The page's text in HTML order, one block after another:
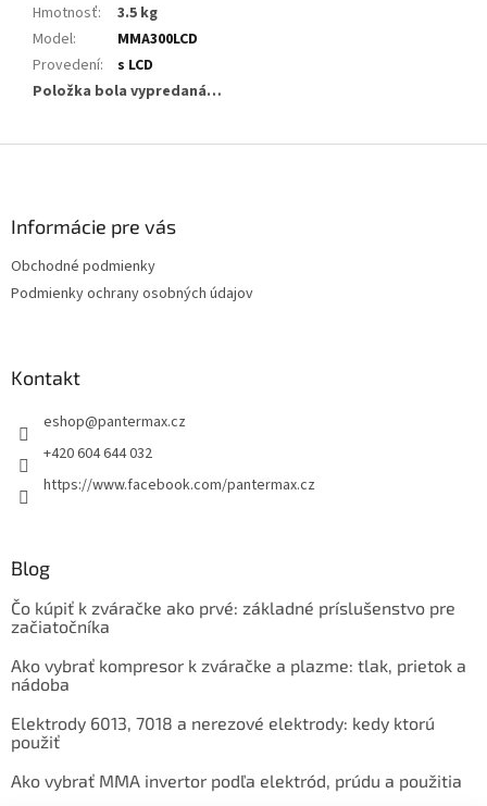
Hmotnosť:
3.5 kg
Model:
MMA300LCD
Provedení:
s LCD
Položka bola vypredaná…
Informácie pre vás
Obchodné podmienky
Podmienky ochrany osobných údajov
Kontakt
eshop@pantermax.cz
+420 604 644 032
https://www.facebook.com/pantermax.cz
Blog
Čo kúpiť k zváračke ako prvé: základné príslušenstvo pre
začiatočníka
Ako vybrať kompresor k zváračke a plazme: tlak, prietok a
nádoba
Elektrody 6013, 7018 a nerezové elektrody: kedy ktorú
použiť
Ako vybrať MMA invertor podľa elektród, prúdu a použitia